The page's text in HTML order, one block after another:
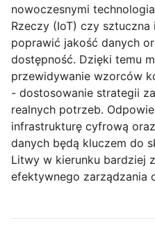
nowoczesnymi
Rzeczy (IoT) czy sztuczna
poprawić jakość danych
dostępność. Dzięki temu
przewidywanie wzorców
- dostosowanie strategii
realnych potrzeb.
infrastrukturę cyfrową
danych będą kluczem do
Litwy w kierunku bardziej
efektywnego zarządzania